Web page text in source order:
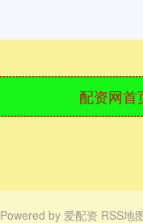
配资网首
Powered by 爱配资 RSS地